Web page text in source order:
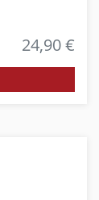
24,90 €